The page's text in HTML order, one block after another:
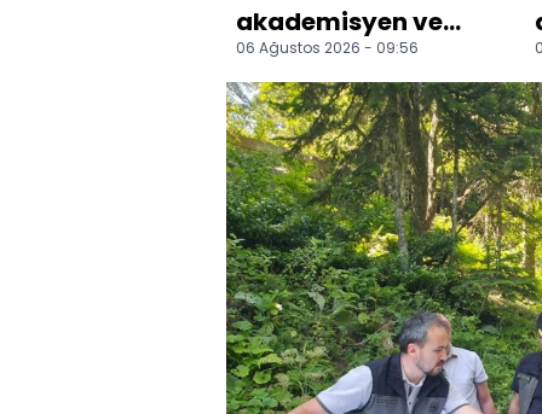
akademisyen ve
öğrencilerin
buluşuna patent
06 Ağustos 2026 - 09:56